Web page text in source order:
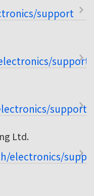
support
support
support
Ltd.
electronics/